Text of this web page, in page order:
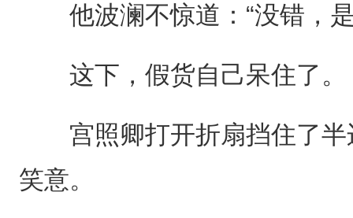
他波澜不惊道：“没错，是
这下，假货自己呆住了。
宫照卿打开折扇挡住了半
笑意。